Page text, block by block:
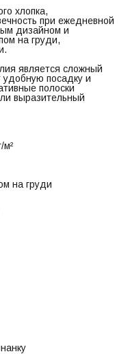
хлопка,
при ежедневной
дизайном и
на груди,
является сложный
удобную посадку и
полоски
выразительный
м²
на груди